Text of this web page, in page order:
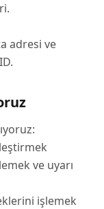
adresi ve
ve uyarı
işlemek